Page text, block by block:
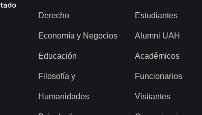
Derecho
Economía y Negocios
Educación
Filosofía y
Humanidades
Estudiantes
Alumni UAH
Académicos
Funcionarios
Visitantes